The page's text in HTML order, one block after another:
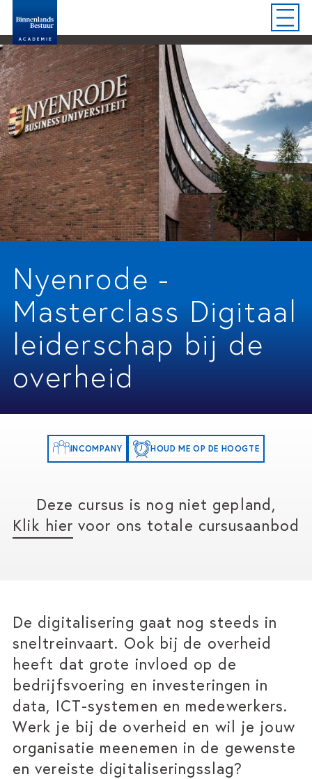
Nyenrode -
Masterclass Digitaal
leiderschap bij de
overheid
INCOMPANY HOUD ME OP DE HOOGTE
Deze cursus is nog niet gepland,
Klik hier voor ons totale cursusaanbod
De digitalisering gaat nog steeds in
sneltreinvaart. Ook bij de overheid
heeft dat grote invloed op de
bedrijfsvoering en investeringen in
data, ICT-systemen en medewerkers.
Werk je bij de overheid en wil je jouw
organisatie meenemen in de gewenste
en vereiste digitaliseringsslag?